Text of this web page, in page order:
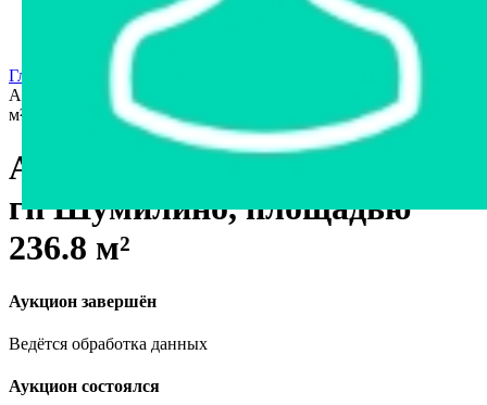
Реестр переоценок
Государственное имущество
Главная страница
Административное здание в гп Шумилино, площадью 236.8
м²
Административное здание в
гп Шумилино, площадью
236.8 м²
Аукцион завершён
Ведётся обработка данных
Аукцион состоялся